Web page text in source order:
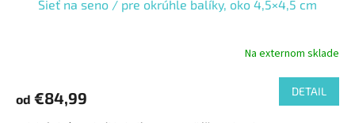
Sieť na seno / pre okrúhle balíky, oko 4,5×4,5 cm
Na externom sklade
od €84,99 DETAIL